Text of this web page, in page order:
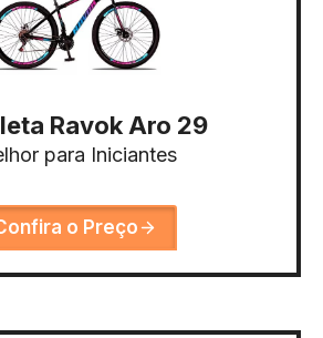
Ravok Aro 29
para Iniciantes
o Preço